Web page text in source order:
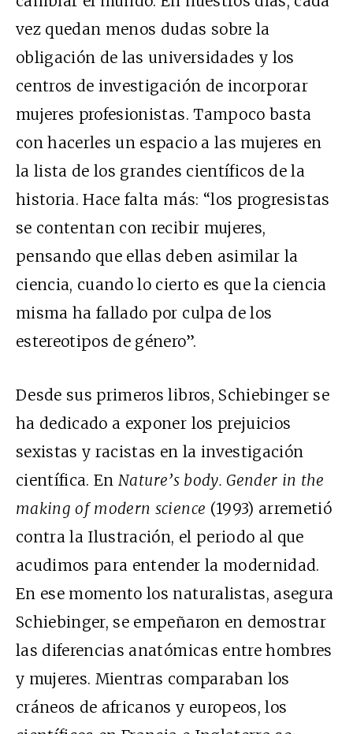
vez quedan menos dudas sobre la
obligación de las universidades y los
centros de investigación de incorporar
mujeres profesionistas. Tampoco basta
con hacerles un espacio a las mujeres en
la lista de los grandes científicos de la
historia. Hace falta más: “los progresistas
se contentan con recibir mujeres,
pensando que ellas deben asimilar la
ciencia, cuando lo cierto es que la ciencia
misma ha fallado por culpa de los
estereotipos de género”.
Desde sus primeros libros, Schiebinger se
ha dedicado a exponer los prejuicios
sexistas y racistas en la investigación
científica. EnNature’s body. Gender in the
making of modern science (1993) arremetió
contra la Ilustración, el periodo al que
acudimos para entender la modernidad.
En ese momento los naturalistas, asegura
Schiebinger, se empeñaron en demostrar
las diferencias anatómicas entre hombres
y mujeres. Mientras comparaban los
cráneos de africanos y europeos, los